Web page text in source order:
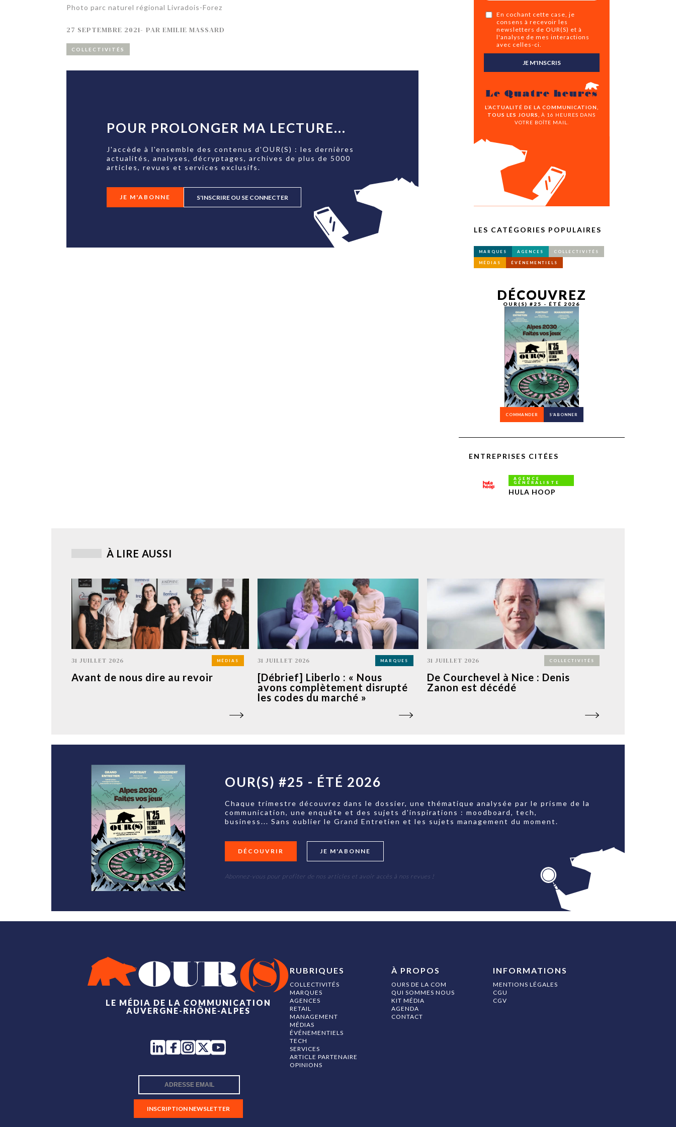
Photo parc naturel régional Livradois-Forez
27 SEPTEMBRE 2021- PAREMILIE MASSARD
COLLECTIVITÉS
POUR PROLONGER MA LECTURE...
J'accède à l'ensemble des contenus d'OUR(S) : les dernières
actualités, analyses, décryptages, archives de plus de 5000
articles, revues et services exclusifs.
JE M'ABONNE S'INSCRIRE OU SE CONNECTER
En cochant cette case, je
consens à recevoir les
newsletters de OUR(S) et à
l'analyse de mes interactions
avec celles-ci.
JE M'INSCRIS
Le Quatre heures
L’ACTUALITÉ DE LA COMMUNICATION,
TOUS LES JOURS,
À 16 HEURES DANS
VOTRE BOÎTE MAIL.
LES CATÉGORIES POPULAIRES
MARQUES AGENCES COLLECTIVITÉS
MÉDIAS ÉVÉNEMENTIELS
DÉCOUVREZ
OUR(S) #25 - ÉTÉ 2026
COMMANDER S’ABONNER
ENTREPRISES CITÉES
AGENCE
GÉNÉRALISTE
HULA HOOP
À LIRE AUSSI
31 JUILLET 2026 MÉDIAS
Avant de nous dire au revoir
31 JUILLET 2026 MARQUES
[Débrief] Liberlo : « Nous
avons complètement disrupté
les codes du marché »
31 JUILLET 2026 COLLECTIVITÉS
De Courchevel à Nice : Denis
Zanon est décédé
OUR(S) #25 - ÉTÉ 2026
Chaque trimestre découvrez dans le dossier, une thématique analysée par le prisme de la
communication, une enquête et des sujets d'inspirations : moodboard, tech,
business... Sans oublier le Grand Entretien et les sujets management du moment.
DÉCOUVRIR JE M'ABONNE
Abonnez-vous pour profiter de nos articles et avoir accès à nos revues !
LE MÉDIA DE LA COMMUNICATION
AUVERGNE-RHÔNE-ALPES
INSCRIPTION NEWSLETTER
RUBRIQUES
COLLECTIVITÉS
MARQUES
AGENCES
RETAIL
MANAGEMENT
MÉDIAS
ÉVÉNEMENTIELS
TECH
SERVICES
ARTICLE PARTENAIRE
OPINIONS
À PROPOS
OURS DE LA COM
QUI SOMMES NOUS
KIT MÉDIA
AGENDA
CONTACT
INFORMATIONS
MENTIONS LÉGALES
CGU
CGV